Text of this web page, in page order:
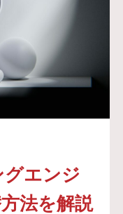
グエンジ
法を解説